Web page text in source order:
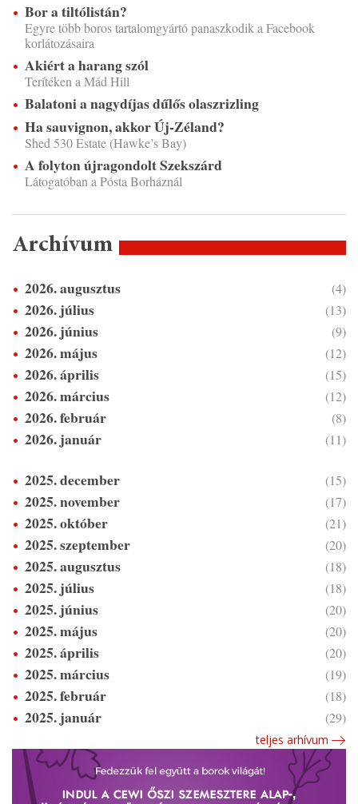
Bor a tiltólistán?
Egyre több boros tartalomgyártó panaszkodik a Facebook
korlátozásaira
Akiért a harang szól
Terítéken a Mád Hill
Balatoni a nagydíjas dűlős olaszrizling
Ha sauvignon, akkor Új-Zéland?
Shed 530 Estate (Hawke’s Bay)
A folyton újragondolt Szekszárd
Látogatóban a Pósta Borháznál
Archívum
2026. augusztus (4)
2026. július (13)
2026. június (9)
2026. május (12)
2026. április (15)
2026. március (12)
2026. február (8)
2026. január (11)
2025. december (15)
2025. november (17)
2025. október (21)
2025. szeptember (20)
2025. augusztus (18)
2025. július (18)
2025. június (20)
2025. május (20)
2025. április (20)
2025. március (19)
2025. február (18)
2025. január (29)
teljes arhívum